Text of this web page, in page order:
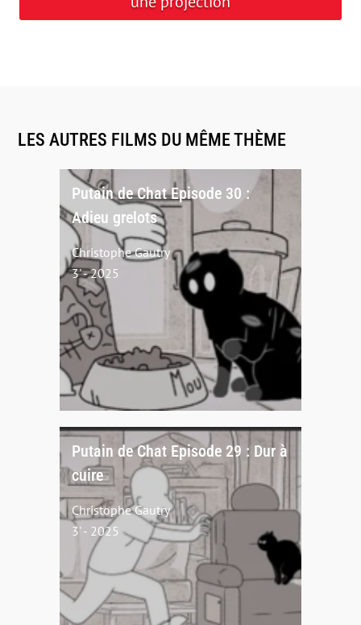
LES AUTRES FILMS DU MÊME THÈME
Putain de Chat Episode 30 :
Adieu grelots
Christophe Gautry
3' - 2025
Putain de Chat Episode 29 : Dur à
cuire
Christophe Gautry
3' - 2025